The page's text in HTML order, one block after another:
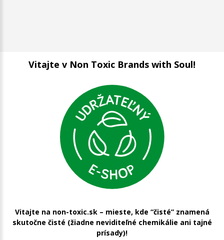
Vitajte v Non Toxic Brands with Soul!
Vitajte na non-toxic.sk – mieste, kde “čisté” znamená
skutočne čisté (žiadne neviditeľné chemikálie ani tajné
prísady)!